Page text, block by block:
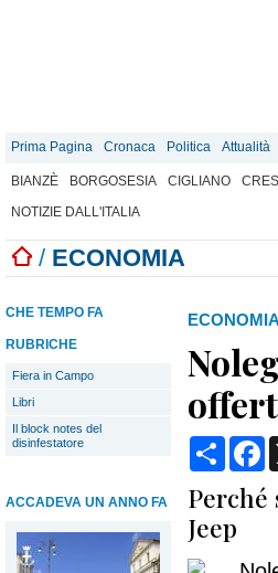
Prima Pagina Cronaca Politica Attualità
BIANZÈ BORGOSESIA CIGLIANO
NOTIZIE DALL'ITALIA
/ ECONOMIA
CHE TEMPO FA
RUBRICHE
Fiera in Campo
Libri
Il block notes del
disinfestatore
ACCADEVA UN ANNO FA
ECONOMIA
Jeep